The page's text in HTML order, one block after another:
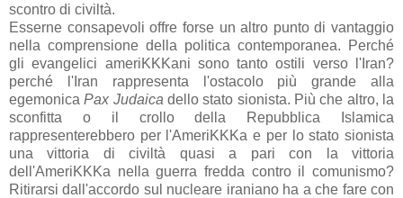
scontro di civiltà.
Esserne consapevoli offre forse un altro punto di vantaggio
nella comprensione della politica contemporanea. Perché
gli evangelici ameriKKKani sono tanto ostili verso l'Iran?
perché l'Iran rappresenta l'ostacolo più grande alla
egemonicaPax Judaica dello stato sionista. Più che altro, la
sconfitta o il crollo della Repubblica Islamica
rappresenterebbero per l'AmeriKKKa e per lo stato sionista
una vittoria di civiltà quasi a pari con la vittoria
dell'AmeriKKKa nella guerra fredda contro il comunismo?
Ritirarsi dall'accordo sul nucleare iraniano ha a che fare con